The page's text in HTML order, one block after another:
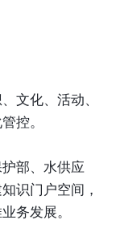
文化、活动、
控。
部、水供应
识门户空间，
务发展。